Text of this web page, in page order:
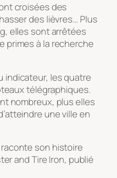
croisées des
des lièvres… Plus
elles sont arrêtées
primes à la recherche
indicateur, les quatre
télégraphiques.
nombreux, plus elles
une ville en
son histoire
and Tire Iron, publié